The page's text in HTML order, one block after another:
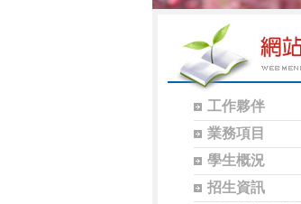
工作夥伴
業務項目
學生概況
招生資訊